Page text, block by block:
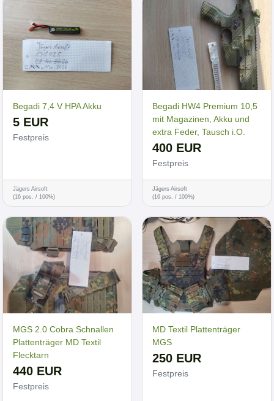
Begadi 7,4 V HPA Akku
5 EUR
Festpreis
Jägers Airsoft
(16 pos. / 100%)
Begadi HW4 Premium 10,5
mit Magazinen, Akku und
extra Feder, Tausch i.O.
400 EUR
Festpreis
Jägers Airsoft
(16 pos. / 100%)
MGS 2.0 Cobra Schnallen
Plattenträger MD Textil
Flecktarn
440 EUR
Festpreis
MD Textil Plattenträger
MGS
250 EUR
Festpreis